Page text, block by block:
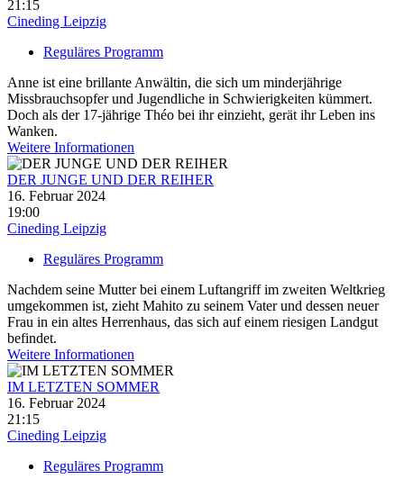
21:15
Cineding Leipzig
Reguläres Programm
Anne ist eine brillante Anwältin, die sich um minderjährige
Missbrauchsopfer und Jugendliche in Schwierigkeiten kümmert.
Doch als der 17-jährige Théo bei ihr einzieht, gerät ihr Leben ins
Wanken.
Weitere Informationen
DER JUNGE UND DER REIHER
16. Februar 2024
19:00
Cineding Leipzig
Reguläres Programm
Nachdem seine Mutter bei einem Luftangriff im zweiten Weltkrieg
umgekommen ist, zieht Mahito zu seinem Vater und dessen neuer
Frau in ein altes Herrenhaus, das sich auf einem riesigen Landgut
befindet.
Weitere Informationen
IM LETZTEN SOMMER
16. Februar 2024
21:15
Cineding Leipzig
Reguläres Programm